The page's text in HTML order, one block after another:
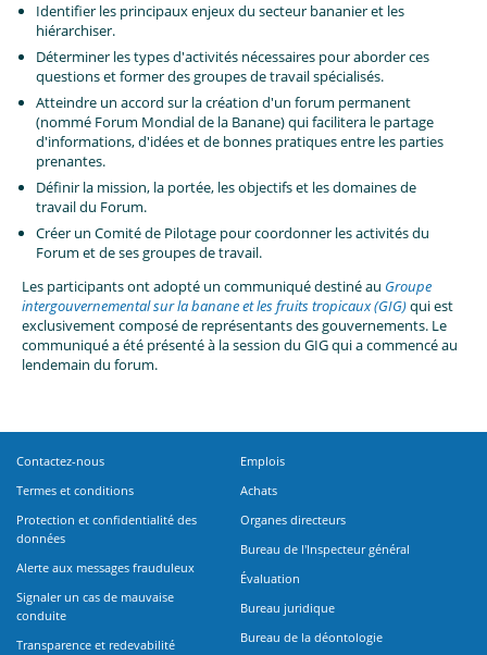
Identifier les principaux enjeux du secteur bananier et les
hiérarchiser.
Déterminer les types d'activités nécessaires pour aborder ces
questions et former des groupes de travail spécialisés.
Atteindre un accord sur la création d'un forum permanent
(nommé Forum Mondial de la Banane) qui facilitera le partage
d'informations, d'idées et de bonnes pratiques entre les parties
prenantes.
Définir la mission, la portée, les objectifs et les domaines de
travail du Forum.
Créer un Comité de Pilotage pour coordonner les activités du
Forum et de ses groupes de travail.
Les participants ont adopté un communiqué destiné au Groupe
intergouvernemental sur la banane et les fruits tropicaux (GIG)qui est
exclusivement composé de représentants des gouvernements. Le
communiqué a été présenté à la session du GIG qui a commencé au
lendemain du forum.
Contactez-nous
Termes et conditions
Protection et confidentialité des
données
Alerte aux messages frauduleux
Signaler un cas de mauvaise
conduite
Transparence et redevabilité
Emplois
Achats
Organes directeurs
Bureau de l'Inspecteur général
Évaluation
Bureau juridique
Bureau de la déontologie